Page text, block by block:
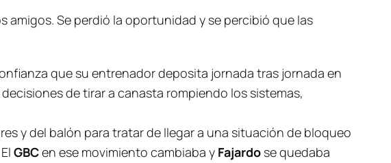
Se perdió la oportunidad y se percibió que las
que su entrenador deposita jornada tras jornada en
de tirar a canasta rompiendo los sistemas,
y del balón para tratar de llegar a una situación de bloqueo
GBCen ese movimiento cambiaba y Fajardo se quedaba